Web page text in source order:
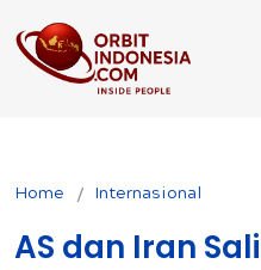
Home Internasional
AS dan Iran